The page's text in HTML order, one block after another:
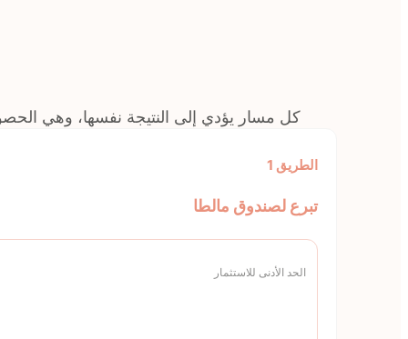
كل مسار يؤدي إلى النتيجة نفسها، وهي
الطريق 1
تبرع لصندوق مالطا
الحد الأدنى للاستثمار